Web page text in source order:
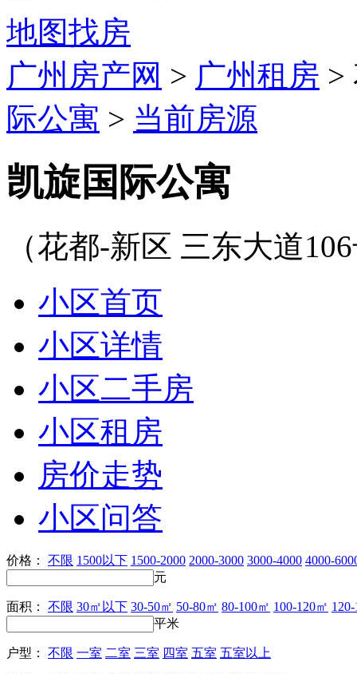
地图找房
广州房产网 > 广州租房 >
际公寓 > 当前房源
凯旋国际公寓
（花都-新区 三东大道
小区首页
小区详情
小区二手房
小区租房
房价走势
小区问答
价格： 不限 1500以下 1500-2000 2000-3000 3000-4000 4000-
元
面积： 不限 30㎡以下 30-50㎡ 50-80㎡ 80-100㎡ 100-120㎡
平米
户型： 不限 一室 二室 三室 四室 五室 五室以上